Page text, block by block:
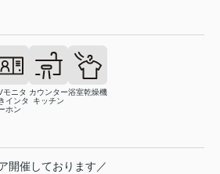
モニタ
インタ
ホン
カウンター
キッチン
浴室乾燥機
開催しております／